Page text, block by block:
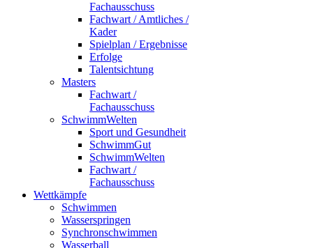
Fachausschuss
Fachwart / Amtliches /
Kader
Spielplan / Ergebnisse
Erfolge
Talentsichtung
Masters
Fachwart /
Fachausschuss
SchwimmWelten
Sport und Gesundheit
SchwimmGut
SchwimmWelten
Fachwart /
Fachausschuss
Wettkämpfe
Schwimmen
Wasserspringen
Synchronschwimmen
Wasserball